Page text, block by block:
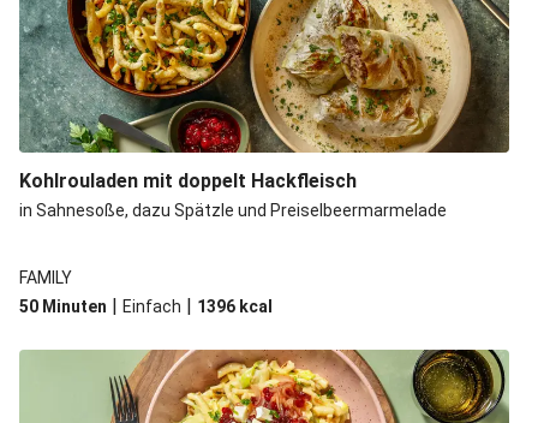
Kohlrouladen mit doppelt Hackfleisch
in Sahnesoße, dazu Spätzle und Preiselbeermarmelade
FAMILY
50 Minuten | Einfach | 1396 kcal